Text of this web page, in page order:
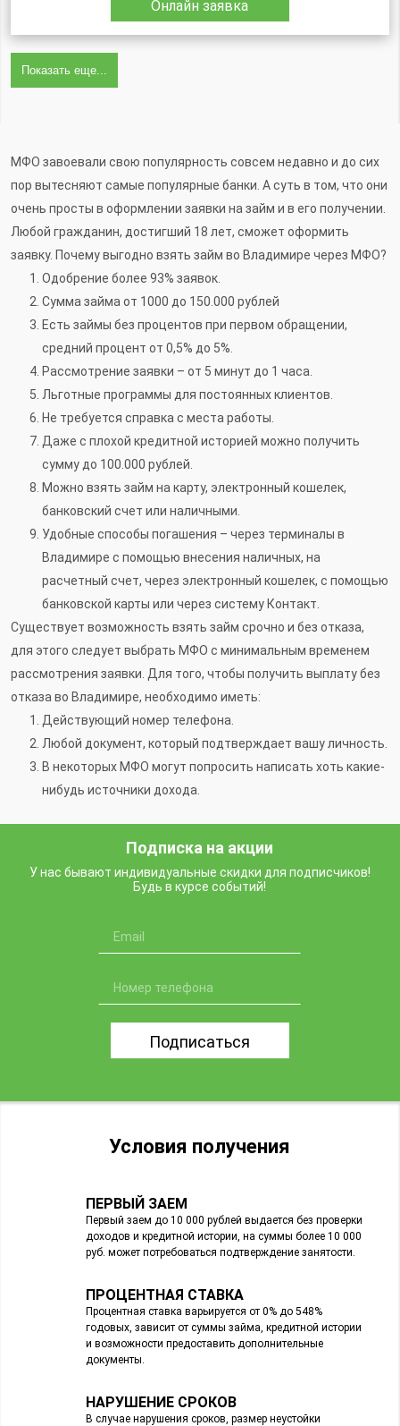
Онлайн заявка
Показать еще...
МФО завоевали свою популярность совсем недавно и до сих
пор вытесняют самые популярные банки. А суть в том, что они
очень просты в оформлении заявки на займ и в его получении.
Любой гражданин, достигший 18 лет, сможет оформить
заявку. Почему выгодно взять займ во Владимире через МФО?
Одобрение более 93% заявок.
Сумма займа от 1000 до 150.000 рублей
Есть займы без процентов при первом обращении,
средний процент от 0,5% до 5%.
Рассмотрение заявки – от 5 минут до 1 часа.
Льготные программы для постоянных клиентов.
Не требуется справка с места работы.
Даже с плохой кредитной историей можно получить
сумму до 100.000 рублей.
Можно взять займ на карту, электронный кошелек,
банковский счет или наличными.
Удобные способы погашения – через терминалы в
Владимире с помощью внесения наличных, на
расчетный счет, через электронный кошелек, с помощью
банковской карты или через систему Контакт.
Существует возможность взять займ срочно и без отказа,
для этого следует выбрать МФО с минимальным временем
рассмотрения заявки. Для того, чтобы получить выплату без
отказа во Владимире, необходимо иметь:
Действующий номер телефона.
Любой документ, который подтверждает вашу личность.
В некоторых МФО могут попросить написать хоть какие-
нибудь источники дохода.
Подписка на акции
У нас бывают индивидуальные скидки для подписчиков!
Будь в курсе событий!
Подписаться
Условия получения
ПЕРВЫЙ ЗАЕМ
Первый заем до 10 000 рублей выдается без проверки
доходов и кредитной истории, на суммы более 10 000
руб. может потребоваться подтверждение занятости.
ПРОЦЕНТНАЯ СТАВКА
Процентная ставка варьируется от 0% до 548%
годовых, зависит от суммы займа, кредитной истории
и возможности предоставить дополнительные
документы.
НАРУШЕНИЕ СРОКОВ
В случае нарушения сроков, размер неустойки